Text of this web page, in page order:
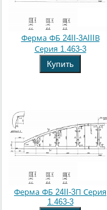
Ферма ФБ 24II-3АIIIВ
Серия 1.463-3
Купить
Ферма ФБ 24II-3П Серия
1.463-3